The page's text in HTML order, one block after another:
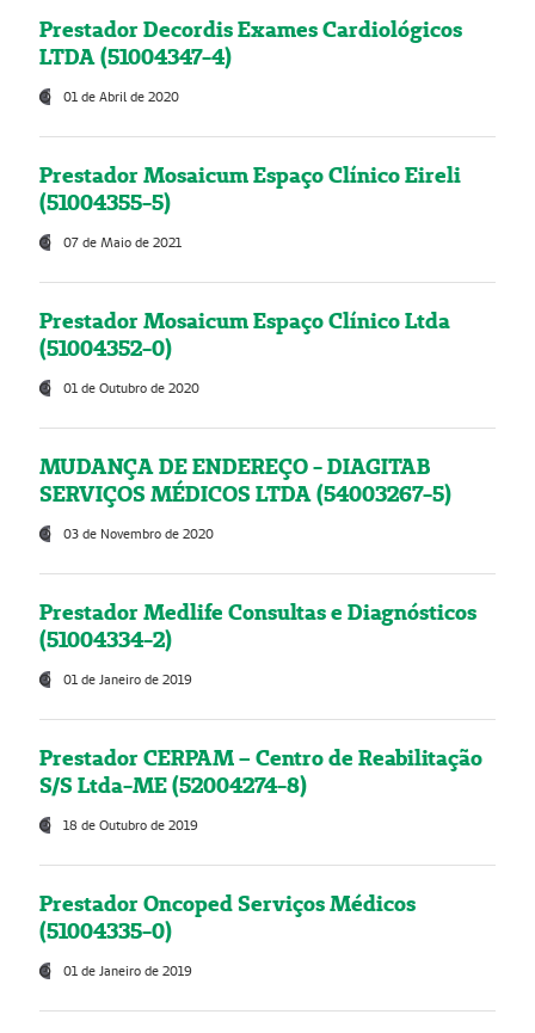
Prestador Decordis Exames Cardiológicos
LTDA (51004347-4)
01 de Abril de 2020
Prestador Mosaicum Espaço Clínico Eireli
(51004355-5)
07 de Maio de 2021
Prestador Mosaicum Espaço Clínico Ltda
(51004352-0)
01 de Outubro de 2020
MUDANÇA DE ENDEREÇO - DIAGITAB
SERVIÇOS MÉDICOS LTDA (54003267-5)
03 de Novembro de 2020
Prestador Medlife Consultas e Diagnósticos
(51004334-2)
01 de Janeiro de 2019
Prestador CERPAM – Centro de Reabilitação
S/S Ltda-ME (52004274-8)
18 de Outubro de 2019
Prestador Oncoped Serviços Médicos
(51004335-0)
01 de Janeiro de 2019